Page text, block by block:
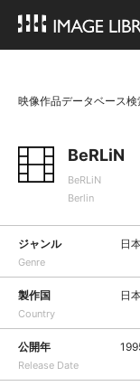
映像作品データベース
BeRLiN
BeRLiN
Berlin
ジャンル
Genre
日
製作国
Country
日
公開年
Release Date